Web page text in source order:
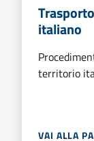
italiano
territorio
VAI ALLA